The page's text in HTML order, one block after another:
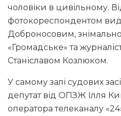
чоловіки в цивільному.
фотокореспондентом
Доброносовим,
«Громадське» та
Станіславом Козлюком.
У самому залі судових
депутат від ОПЗЖ Ілля
оператора телеканалу